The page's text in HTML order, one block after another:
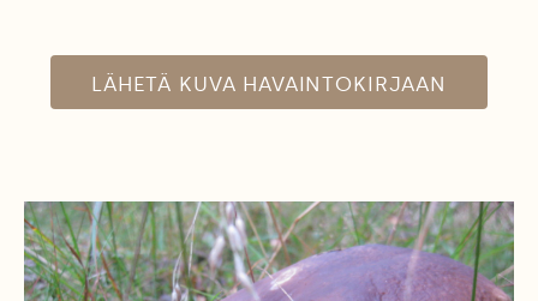
LÄHETÄ KUVA HAVAINTOKIRJAAN